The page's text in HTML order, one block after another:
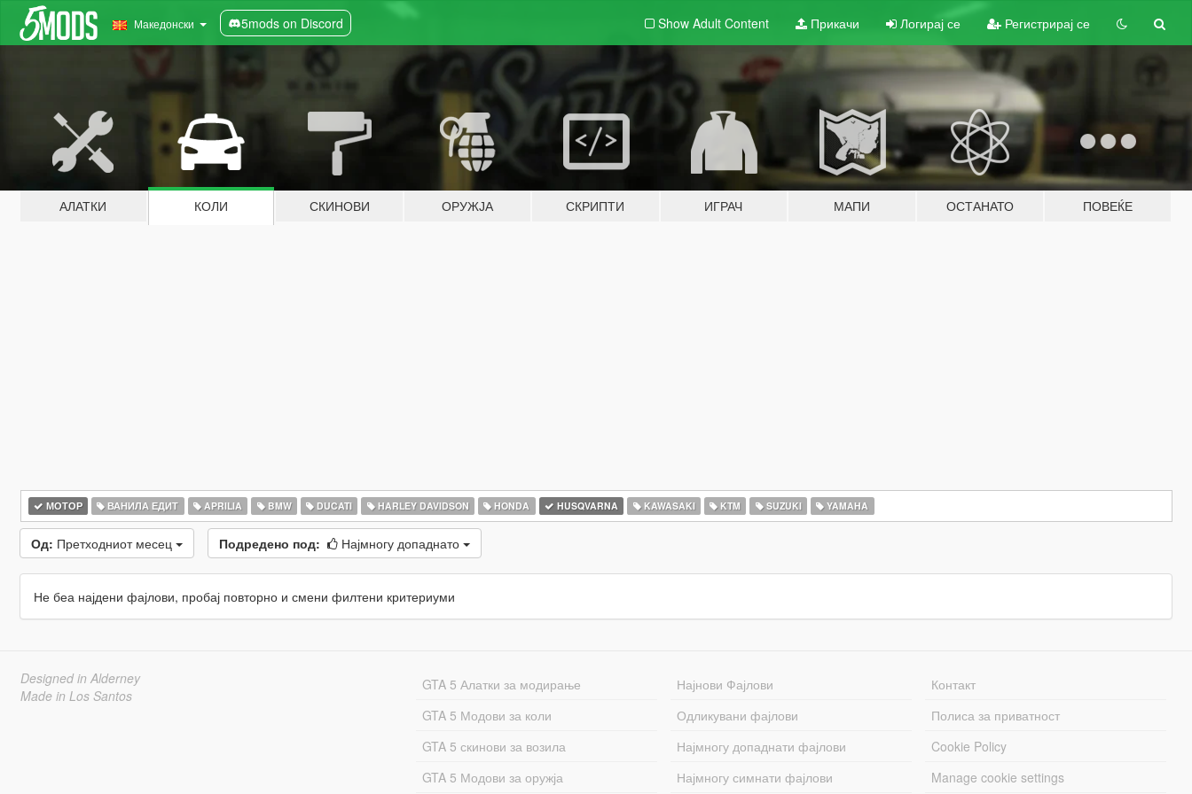
Македонски 5mods on Discord Show Adult Content Прикачи Логирај се Регистрирај се
АЛАТКИ КОЛИ СКИНОВИ ОРУЖЈА СКРИПТИ ИГРАЧ МАПИ ОСТАНАТО ПОВЕЌЕ
МОТОР ВАНИЛА ЕДИТ APRILIA BMW DUCATI HARLEY DAVIDSON HONDA HUSQVARNA KAWASAKI KTM SUZUKI YAMAHA
Од: Претходниот месец Подредено под: Најмногу допаднато
Не беа најдени фајлови, пробај повторно и смени филтени критериуми
Designed in Alderney
Made in Los Santos
GTA 5 Алатки за модирање
GTA 5 Модови за коли
GTA 5 скинови за возила
GTA 5 Модови за оружја
Најнови Фајлови
Одликувани фајлови
Најмногу допаднати фајлови
Најмногу симнати фајлови
Контакт
Полиса за приватност
Cookie Policy
Manage cookie settings